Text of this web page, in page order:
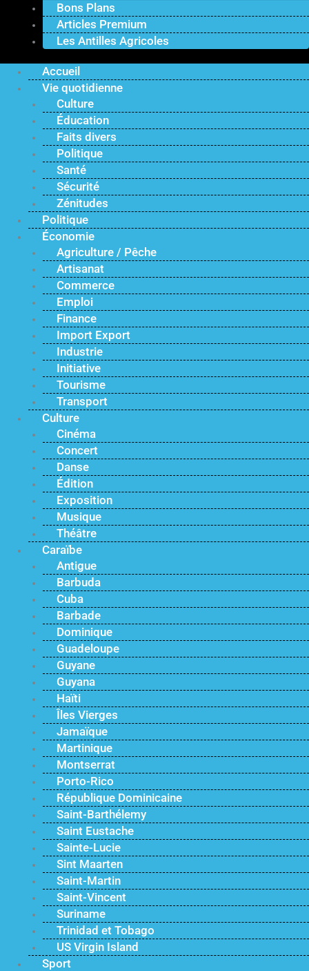
Bons Plans
Articles Premium
Les Antilles Agricoles
Accueil
Vie quotidienne
Culture
Éducation
Faits divers
Politique
Santé
Sécurité
Zénitudes
Politique
Économie
Agriculture / Pêche
Artisanat
Commerce
Emploi
Finance
Import Export
Industrie
Initiative
Tourisme
Transport
Culture
Cinéma
Concert
Danse
Édition
Exposition
Musique
Théâtre
Caraïbe
Antigue
Barbuda
Cuba
Barbade
Dominique
Guadeloupe
Guyane
Guyana
Haïti
Îles Vierges
Jamaïque
Martinique
Montserrat
Porto-Rico
République Dominicaine
Saint-Barthélemy
Saint Eustache
Sainte-Lucie
Sint Maarten
Saint-Martin
Saint-Vincent
Suriname
Trinidad et Tobago
US Virgin Island
Sport